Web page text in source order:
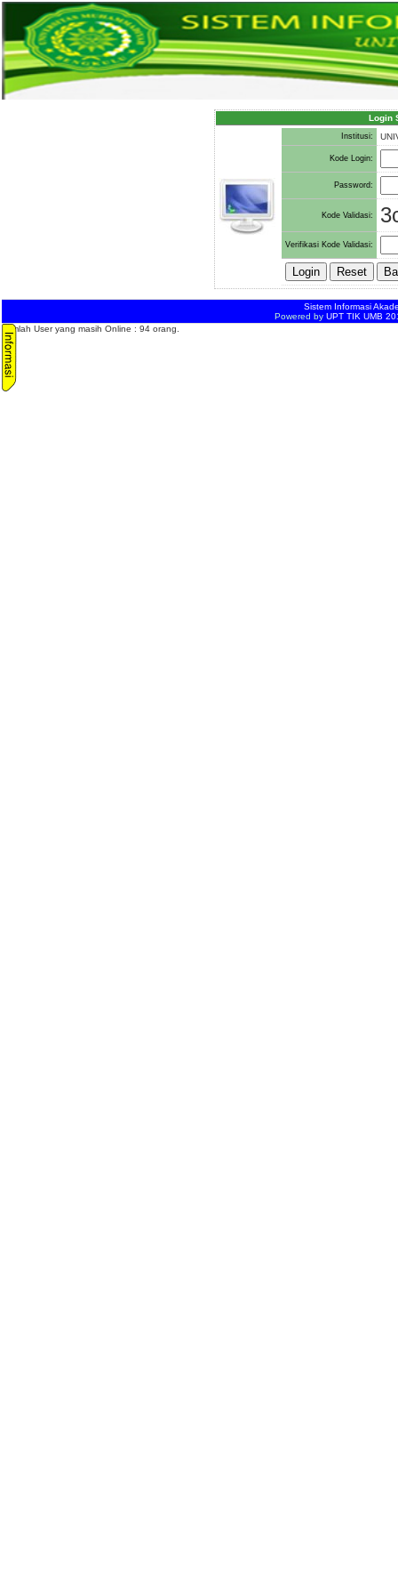
Login
Institusi:
Kode Login:
Password:
Kode Validasi:
Verifikasi Kode Validasi:
Sistem Informasi
Powered by UPT TIK UMB
Jumlah User yang masih Online : 94 orang.